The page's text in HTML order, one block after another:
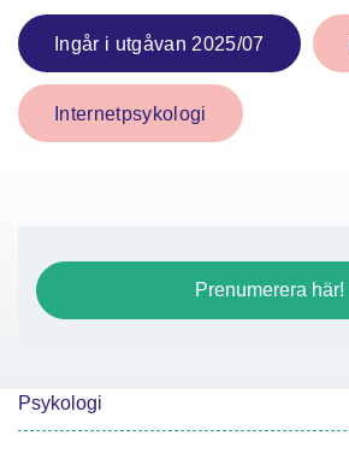
Ingår i utgåvan 2025/07
Internetpsykologi
Prenumerera här!
Psykologi